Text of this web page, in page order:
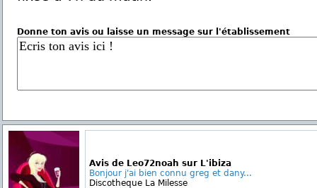
Donne ton avis ou laisse un message sur l'établissement
Avis de Leo72noah sur L'ibiza
Bonjour j'ai bien connu greg et dany...
Discotheque La Milesse